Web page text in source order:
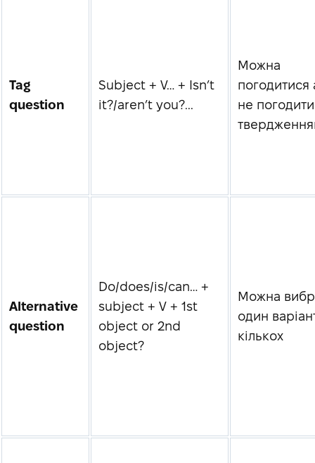
Tag
question
Subject + V… + Isn’t
it?/aren’t you?...
Можна
погодитися
не
Alternative
question
Do/does/is/can… +
subject + V + 1st
object or 2nd
object?
Можна
один
кількох